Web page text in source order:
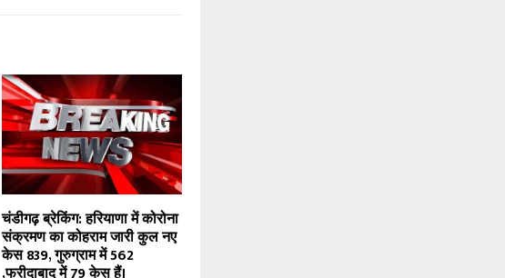
चंडीगढ़ ब्रेकिंग: हरियाणा में कोरोना
संक्रमण का कोहराम जारी कुल नए
केस 839, गुरुग्राम में 562